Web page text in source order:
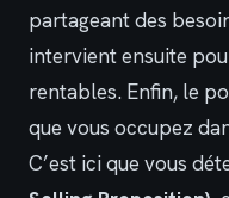
partageant des
intervient ensuite
rentables. Enfin, le
que vous occupez
C’est ici que vous